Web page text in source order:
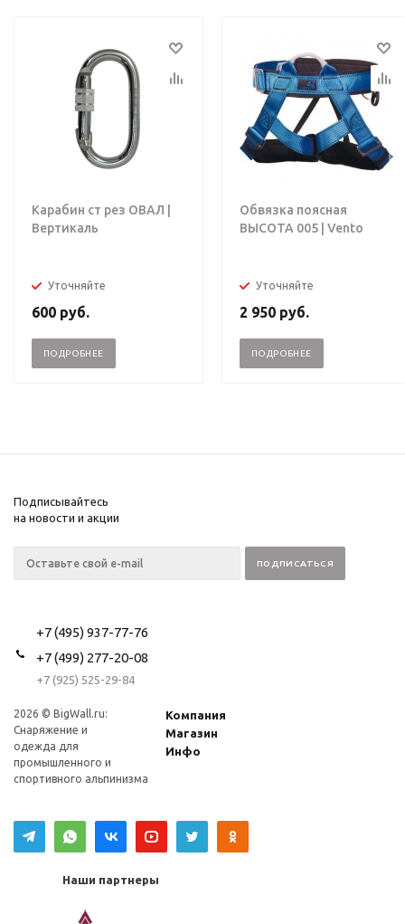
Карабин ст рез ОВАЛ |
Вертикаль
Уточняйте
600 руб.
ПОДРОБНЕЕ
Обвязка поясная
ВЫСОТА 005 | Vento
Уточняйте
2 950 руб.
ПОДРОБНЕЕ
Подписывайтесь
на новости и акции
+7 (495) 937-77-76
+7 (499) 277-20-08
+7 (925) 525-29-84
2026 © BigWall.ru:
Снаряжение и
одежда для
промышленного и
спортивного альпинизма
Компания
Магазин
Инфо
Наши партнеры